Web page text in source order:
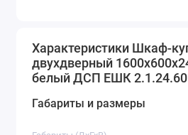
Характеристики Шкаф-
двухдверный
белый ДСП EШК
Габариты и размеры